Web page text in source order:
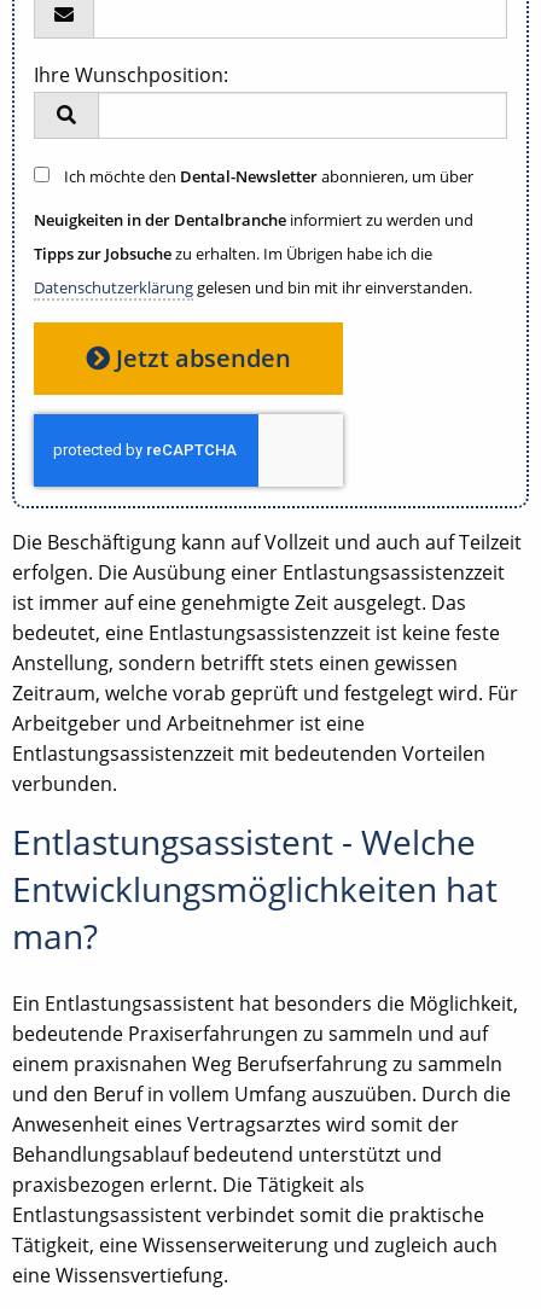
Ihre Wunschposition:
Ich möchte den Dental-Newsletterabonnieren, um über
Neuigkeiten in der Dentalbranche informiert zu werden und
Tipps zur Jobsuchezu erhalten. Im Übrigen habe ich die
Datenschutzerklärunggelesen und bin mit ihr einverstanden.
Jetzt absenden
Die Beschäftigung kann auf Vollzeit und auch auf Teilzeit
erfolgen. Die Ausübung einer Entlastungsassistenzzeit
ist immer auf eine genehmigte Zeit ausgelegt. Das
bedeutet, eine Entlastungsassistenzzeit ist keine feste
Anstellung, sondern betrifft stets einen gewissen
Zeitraum, welche vorab geprüft und festgelegt wird. Für
Arbeitgeber und Arbeitnehmer ist eine
Entlastungsassistenzzeit mit bedeutenden Vorteilen
verbunden.
Entlastungsassistent - Welche
Entwicklungsmöglichkeiten hat
man?
Ein Entlastungsassistent hat besonders die Möglichkeit,
bedeutende Praxiserfahrungen zu sammeln und auf
einem praxisnahen Weg Berufserfahrung zu sammeln
und den Beruf in vollem Umfang auszuüben. Durch die
Anwesenheit eines Vertragsarztes wird somit der
Behandlungsablauf bedeutend unterstützt und
praxisbezogen erlernt. Die Tätigkeit als
Entlastungsassistent verbindet somit die praktische
Tätigkeit, eine Wissenserweiterung und zugleich auch
eine Wissensvertiefung.